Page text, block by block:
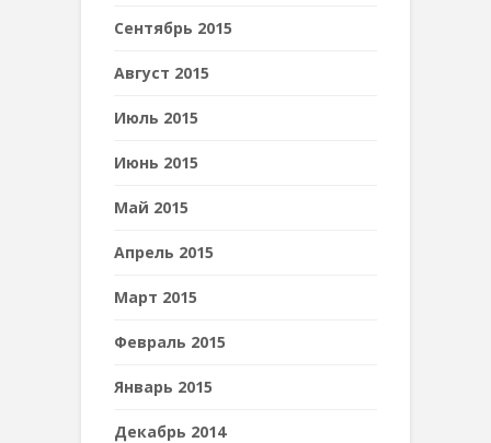
Сентябрь 2015
Август 2015
Июль 2015
Июнь 2015
Май 2015
Апрель 2015
Март 2015
Февраль 2015
Январь 2015
Декабрь 2014